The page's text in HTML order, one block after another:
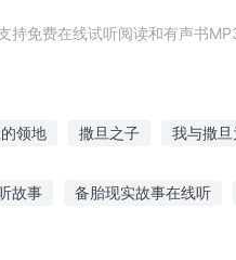
免费在线试听阅读和有声书
领地 撒旦之子 我与撒
故事 备胎现实故事在线听